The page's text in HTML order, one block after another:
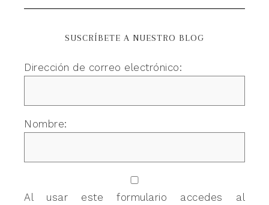
SUSCRÍBETE A NUESTRO BLOG
Dirección de correo electrónico:
Nombre:
Al usar este formulario accedes al